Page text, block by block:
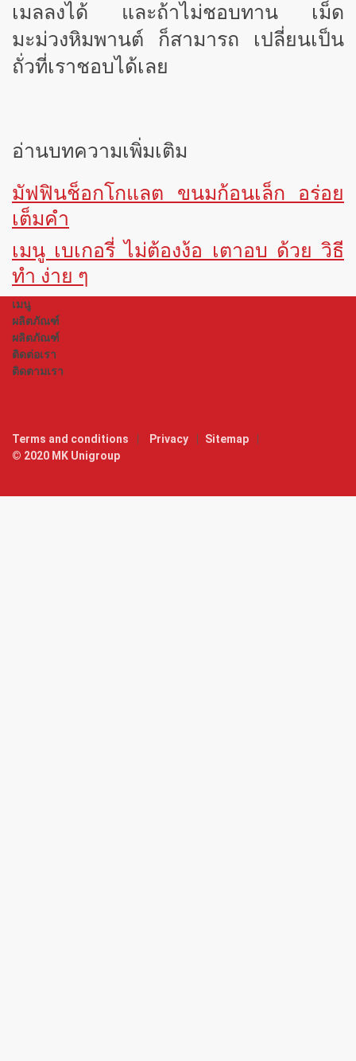
เมลลงได้ และถ้าไม่ชอบทาน เม็ด
มะม่วงหิมพานต์ ก็สามารถ เปลี่ยนเป็น
ถั่วที่เราชอบได้เลย
อ่านบทความเพิ่มเติม
มัฟฟินช็อกโกแลต ขนมก้อนเล็ก อร่อย
เต็มคำ
เมนู เบเกอรี่ ไม่ต้องง้อ เตาอบ ด้วย วิธี
ทำ ง่าย ๆ
เมนู
ผลิตภัณฑ์
ผลิตภัณฑ์
ติดต่อเรา
ติดตามเรา
Terms and conditions Privacy
Sitemap
© 2020 MK Unigroup